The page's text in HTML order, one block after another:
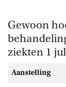
Gewoon
ziekten 1
Aanstelling